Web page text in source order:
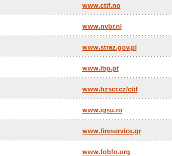
www.ctif.no
www.nvbr.nl
www.straz.gov.pl
www.lbp.pt
www.hzscr.cz/ctif
www.igsu.ro
www.fireservice.gr
www.fobfo.org